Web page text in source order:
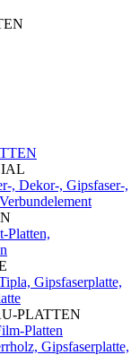
, Dekor-, Gipsfaser-,
Platten,
Gipsfaserplatte,
PLATTEN
Platten
Gipsfaserplatte,